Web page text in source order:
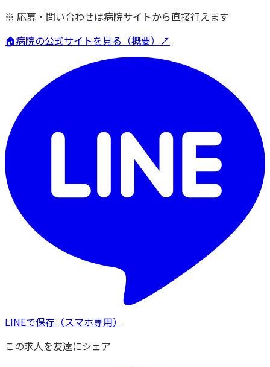
※ 応募・問い合わせは病院サイトから直接行えます
🏠病院の公式サイトを見る（概要）↗
LINEで保存 （スマホ専用）
この求人を友達にシェア